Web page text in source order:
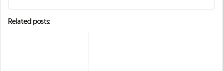
Related posts: